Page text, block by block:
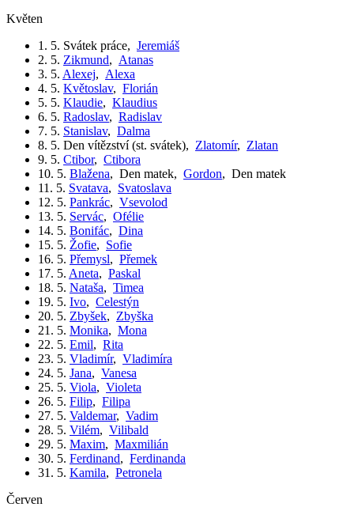
květen
1. 5. Svátek práce, Jeremiáš
2. 5. Zikmund, Atanas
3. 5. Alexej, Alexa
4. 5. Květoslav, Florián
5. 5. Klaudie, Klaudius
6. 5. Radoslav, Radislav
7. 5. Stanislav, Dalma
8. 5. Den vítězství (st. svátek), Zlatomír, Zlatan
9. 5. Ctibor, Ctibora
10. 5. Blažena, Den matek, Gordon, Den matek
11. 5. Svatava, Svatoslava
12. 5. Pankrác, Vsevolod
13. 5. Servác, Ofélie
14. 5. Bonifác, Dina
15. 5. Žofie, Sofie
16. 5. Přemysl, Přemek
17. 5. Aneta, Paskal
18. 5. Nataša, Timea
19. 5. Ivo, Celestýn
20. 5. Zbyšek, Zbyška
21. 5. Monika, Mona
22. 5. Emil, Rita
23. 5. Vladimír, Vladimíra
24. 5. Jana, Vanesa
25. 5. Viola, Violeta
26. 5. Filip, Filipa
27. 5. Valdemar, Vadim
28. 5. Vilém, Vilibald
29. 5. Maxim, Maxmilián
30. 5. Ferdinand, Ferdinanda
31. 5. Kamila, Petronela
červen